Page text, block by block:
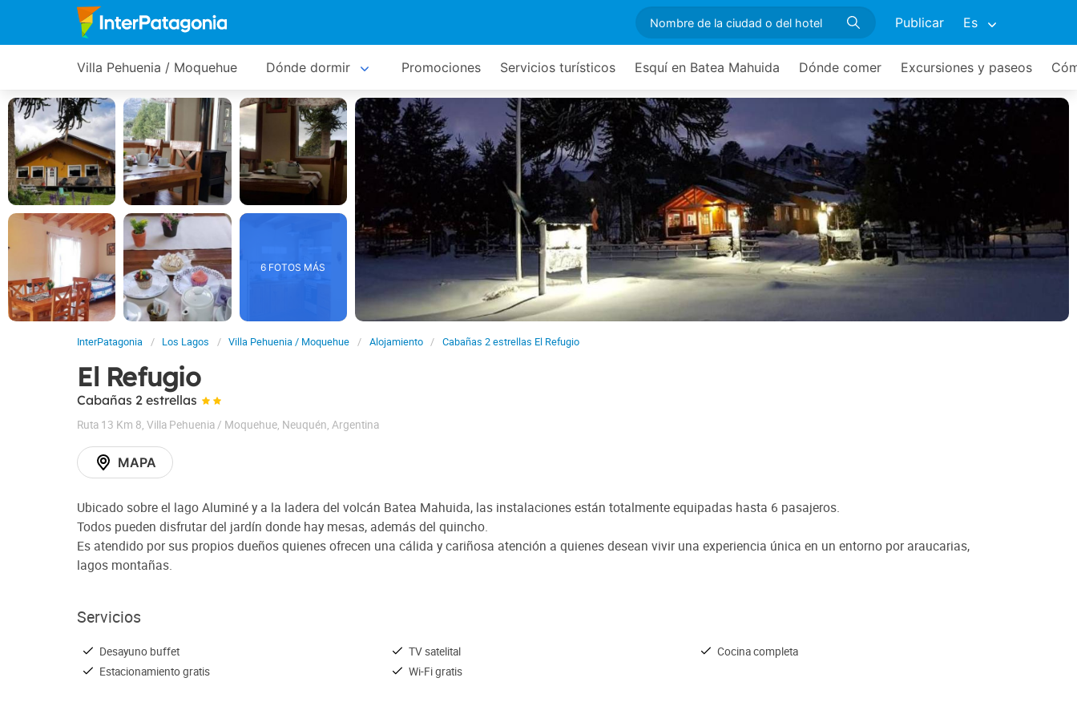
Publicar Es
Villa Pehuenia / Moquehue Dónde dormir Promociones Servicios turísticos Esquí en Batea Mahuida Dónde comer Excursiones y paseos
6 FOTOS MÁS
InterPatagonia Los Lagos Villa Pehuenia / Moquehue Alojamiento Cabañas 2 estrellas El Refugio
El Refugio
Cabañas 2 estrellas
Ruta 13 Km 8, Villa Pehuenia / Moquehue, Neuquén, Argentina
MAPA
Ubicado sobre el lago Aluminé y a la ladera del volcán Batea Mahuida, las instalaciones están totalmente equipadas hasta 6 pasajeros.
Todos pueden disfrutar del jardín donde hay mesas, además del quincho.
Es atendido por sus propios dueños quienes ofrecen una cálida y cariñosa atención a quienes desean vivir una experiencia única en un entorno por araucarias,
lagos montañas.
Servicios
Desayuno buffet
Estacionamiento gratis
TV satelital
Wi-Fi gratis
Cocina completa